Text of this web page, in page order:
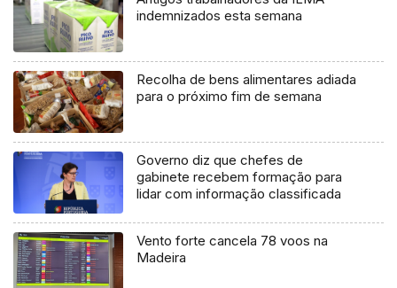
indemnizados esta semana
Recolha de bens alimentares adiada
para o próximo fim de semana
Governo diz que chefes de
gabinete recebem formação para
lidar com informação classificada
Vento forte cancela 78 voos na
Madeira